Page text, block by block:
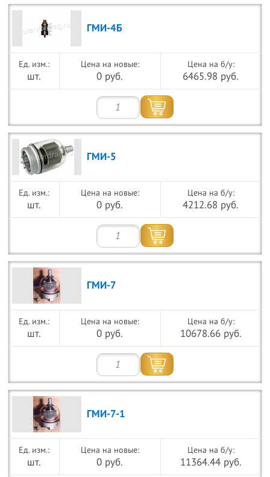
ГМИ-4Б
шт.
Цена на новые:
0 руб.
Цена на б/у:
6465.98 руб.
ГМИ-5
шт.
Цена на новые:
0 руб.
Цена на б/у:
4212.68 руб.
ГМИ-7
шт.
Цена на новые:
0 руб.
Цена на б/у:
10678.66 руб.
ГМИ-7-1
шт.
Цена на новые:
0 руб.
Цена на б/у:
11364.44 руб.